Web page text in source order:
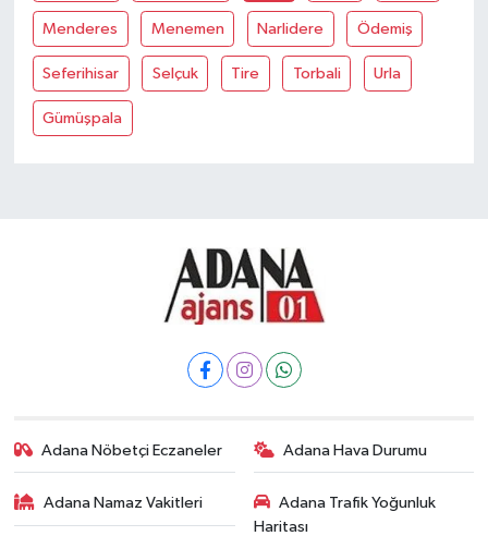
Menderes Menemen Narlidere Ödemiş
Seferihisar Selçuk Tire Torbali Urla
Gümüşpala
Adana Nöbetçi Eczaneler Adana Hava Durumu
Adana Namaz Vakitleri
Adana Trafik Yoğunluk
Haritası